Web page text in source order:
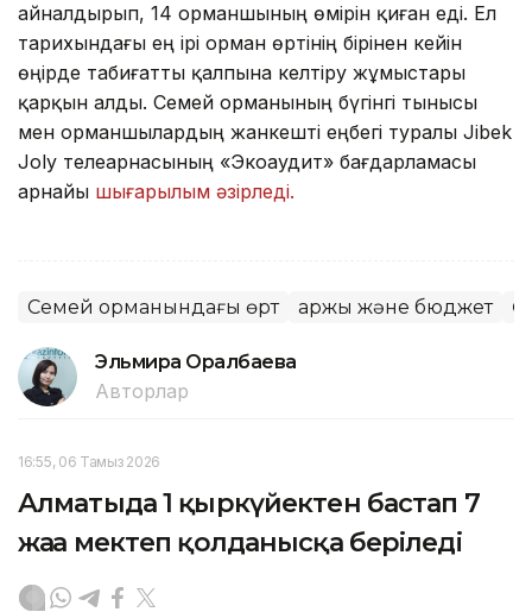
айналдырып, 14 орманшының өмірін қиған еді. Ел
тарихындағы ең ірі орман өртінің бірінен кейін
өңірде табиғатты қалпына келтіру жұмыстары
қарқын алды. Семей орманының бүгінгі тынысы
мен орманшылардың жанкешті еңбегі туралы Jibek
Joly телеарнасының «Экоаудит» бағдарламасы
арнайы шығарылым әзірледі.
Семей орманындағы өрт Қаржы және бюджет
Эльмира Оралбаева
Авторлар
16:55, 06 Тамыз 2026
Алматыда 1 қыркүйектен бастап 7
жаңа мектеп қолданысқа беріледі